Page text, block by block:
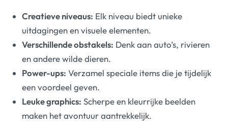
Creatieve niveaus: Elk niveau biedt unieke
uitdagingen en visuele elementen.
Verschillende obstakels: Denk aan auto’s, rivieren
en andere wilde dieren.
Power-ups: Verzamel speciale items die je tijdelijk
een voordeel geven.
Leuke graphics: Scherpe en kleurrijke beelden
maken het avontuur aantrekkelijk.